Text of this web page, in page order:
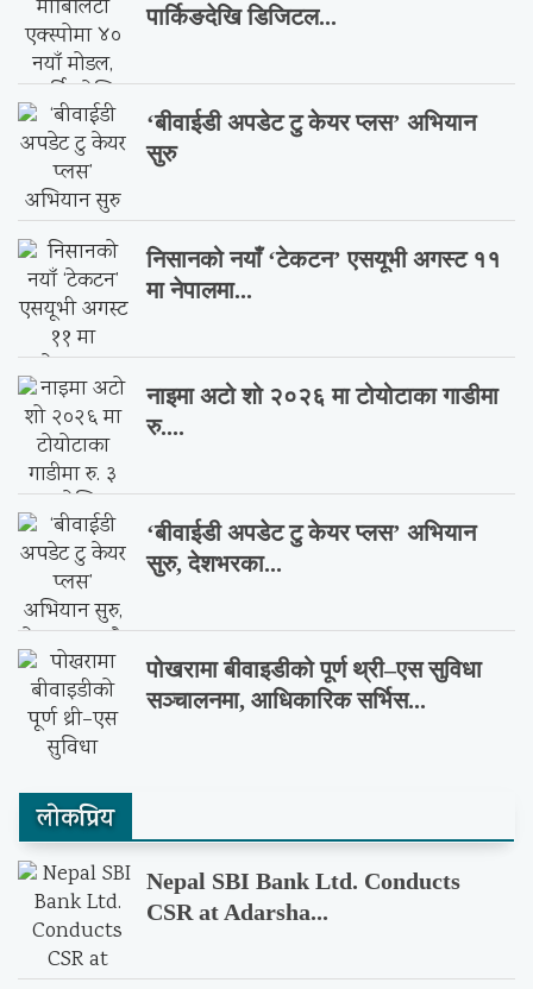
पार्किङदेखि डिजिटल...
‘बीवाईडी अपडेट टु केयर प्लस’ अभियान
सुरु
निसानको नयाँ ‘टेकटन’ एसयूभी अगस्ट ११
मा नेपालमा...
नाइमा अटो शो २०२६ मा टोयोटाका गाडीमा
रु....
‘बीवाईडी अपडेट टु केयर प्लस’ अभियान
सुरु, देशभरका...
पोखरामा बीवाइडीको पूर्ण थ्री–एस सुविधा
सञ्चालनमा, आधिकारिक सर्भिस...
लाेकप्रिय
Nepal SBI Bank Ltd. Conducts
CSR at Adarsha...